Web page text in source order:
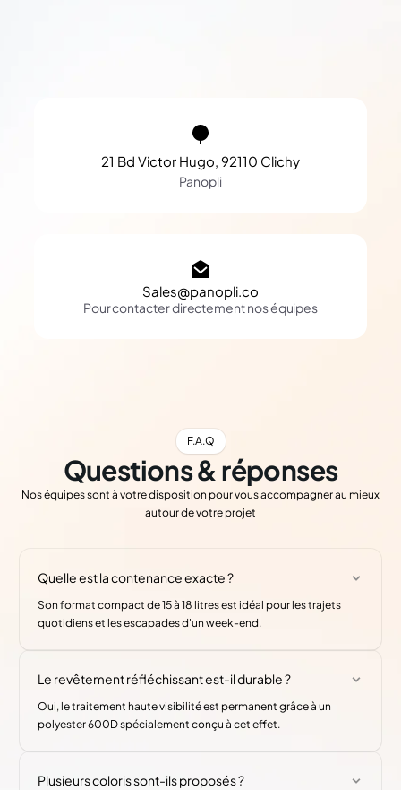
21 Bd Victor Hugo, 92110 Clichy
Panopli
Sales@panopli.co
Pour contacter directement nos équipes
F.A.Q
Questions & réponses
Nos équipes sont à votre disposition pour vous accompagner au mieux
autour de votre projet
Quelle est la contenance exacte ?
Son format compact de 15 à 18 litres est idéal pour les trajets
quotidiens et les escapades d'un week-end.
Le revêtement réfléchissant est-il durable ?
Oui, le traitement haute visibilité est permanent grâce à un
polyester 600D spécialement conçu à cet effet.
Plusieurs coloris sont-ils proposés ?